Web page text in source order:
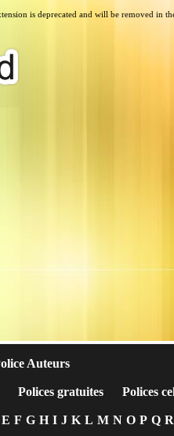
is deprecated and will be removed in
Auteurs
Polices gratuites Polices
E F G H I J K L M N O P Q R